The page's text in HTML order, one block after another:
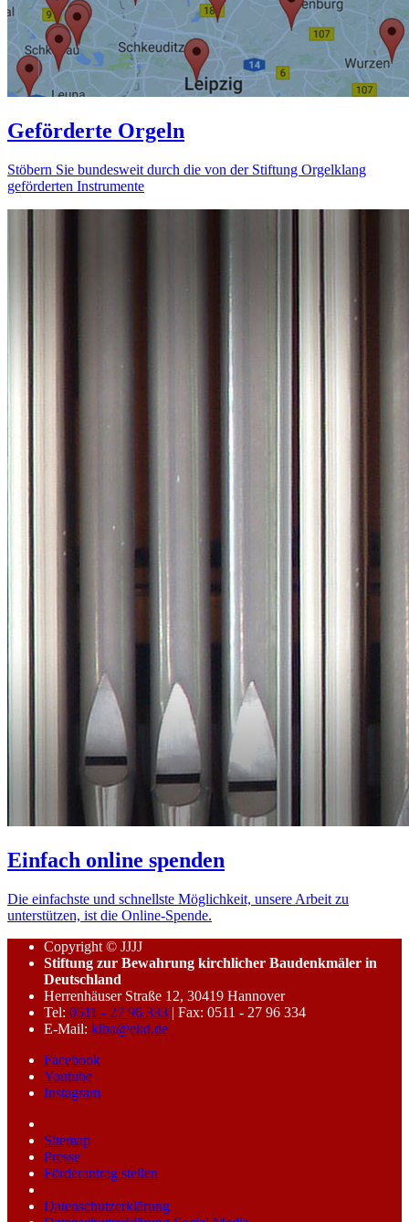
Geförderte Orgeln
Stöbern Sie bundesweit durch die von der Stiftung Orgelklang
geförderten Instrumente
Einfach online spenden
Die einfachste und schnellste Möglichkeit, unsere Arbeit zu
unterstützen, ist die Online-Spende.
Copyright © JJJJ
Stiftung zur Bewahrung kirchlicher Baudenkmäler in
Deutschland
Herrenhäuser Straße 12, 30419 Hannover
Tel: 0511 - 27 96 333 | Fax: 0511 - 27 96 334
E-Mail: kiba@ekd.de
Facebook
Youtube
Instagram
Sitemap
Presse
Förderantrag stellen
Datenschutzerklärung